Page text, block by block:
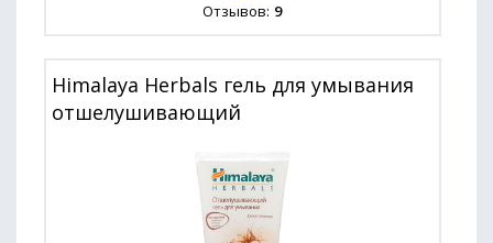
Отзывов: 9
Himalaya Herbals гель для умывания
отшелушивающий